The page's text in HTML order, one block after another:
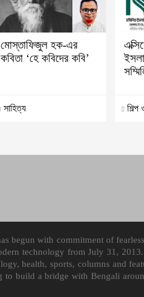
মোস্তাফিজুল হক-এর
কবিতা ‘হে কবিদের কবি’
সাহিত্য শিল্প
begun with commitment of
technology from July 31,
health, sports, columns and
build a bridge with Bengali